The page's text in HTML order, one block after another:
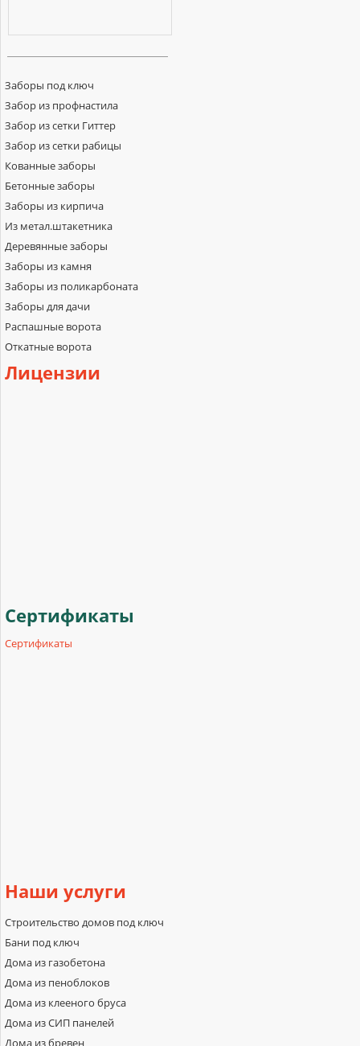
Заборы под ключ
Забор из профнастила
Забор из сетки Гиттер
Забор из сетки рабицы
Кованные заборы
Бетонные заборы
Заборы из кирпича
Из метал.штакетника
Деревянные заборы
Заборы из камня
Заборы из поликарбоната
Заборы для дачи
Распашные ворота
Откатные ворота
Лицензии
Сертификаты
Сертификаты
Наши услуги
Строительство домов под ключ
Бани под ключ
Дома из газобетона
Дома из пеноблоков
Дома из клееного бруса
Дома из СИП панелей
Дома из бревен